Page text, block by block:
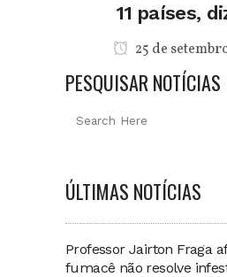
11 países,
25 de
PESQUISAR NOTÍCIAS
ÚLTIMAS NOTÍCIAS
Professor Jairton Fraga
fumacê não resolve